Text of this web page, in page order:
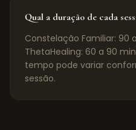
Qual a duração de cada
Constelação Familiar: 90
ThetaHealing: 60 a 90
tempo pode variar
sessão.